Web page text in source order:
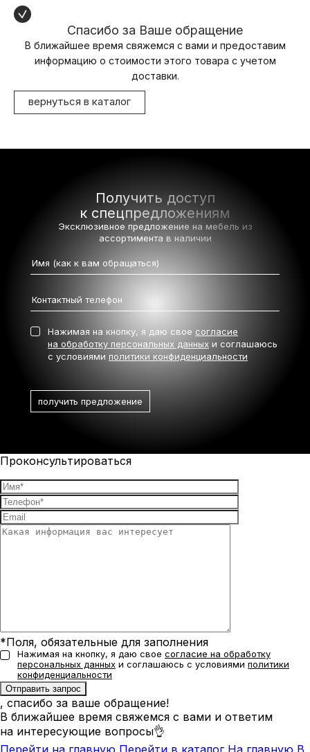
Спасибо за Ваше обращение
В ближайшее время свяжемся с вами и предоставим
информацию о стоимости этого товара с учетом
доставки.
вернуться в каталог
Получить доступ
к спецпредложениям
Эксклюзивное предложение на мебель из
ассортимента в наличии
Нажимая на кнопку, я даю свое согласие
на обработку персональных данных и соглашаюсь
с условиями политики конфиденциальности
Проконсультироваться
*Поля, обязательные для заполнения
Нажимая на кнопку, я даю свое согласие на обработку
персональных данных и соглашаюсь с условиями политики
конфиденциальности
, спасибо за ваше обращение!
В ближайшее время свяжемся с вами и ответим
на интересующие вопросы👌
Перейти на главную Перейти в каталог На главную В